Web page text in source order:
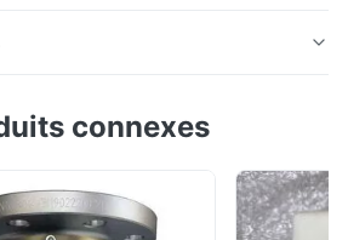
est généralement utilisé dans les
du volume ou de la masse dans
PMP71 est conçu pour des
connexes